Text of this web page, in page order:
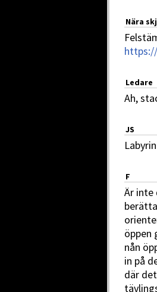
Nära
Ledare
Ah,
JS
F
Är inte
öppen
nån
in på
där